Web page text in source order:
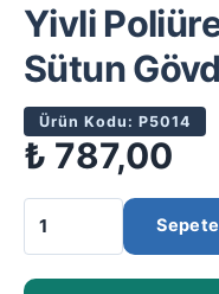
Yivli
Sütun
Ürün Kodu: P5014
₺ 787,00